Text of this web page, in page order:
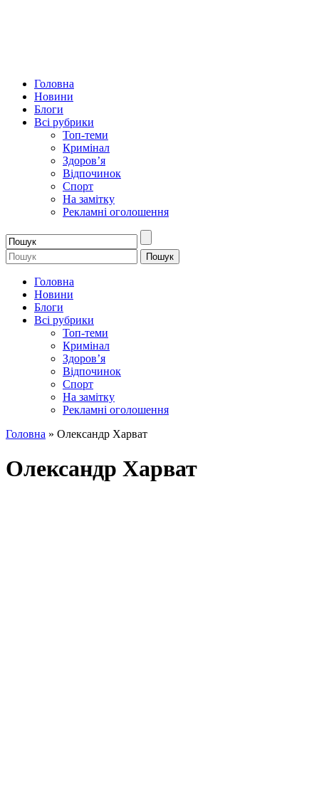
Головна
Новини
Блоги
Всі рубрики
Топ-теми
Кримінал
Здоров’я
Відпочинок
Спорт
На замітку
Рекламні оголошення
Головна
Новини
Блоги
Всі рубрики
Топ-теми
Кримінал
Здоров’я
Відпочинок
Спорт
На замітку
Рекламні оголошення
Головна » Олександр Харват
Олександр Харват